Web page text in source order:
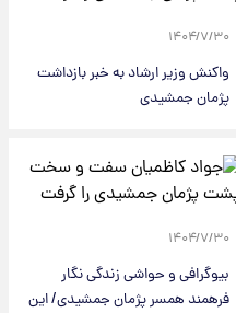
۱۴۰۴/۷/۳۰
واکنش وزیر ارشاد به خبر بازداشت
پژمان جمشیدی
۱۴۰۴/۷/۳۰
بیوگرافی و حواشی زندگی نگار
فرهمند همسر پژمان جمشیدی/ این